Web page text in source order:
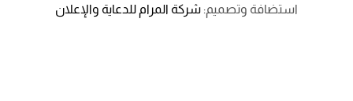
استضافة وتصميم: شركة المرام للدعاية والإعلان